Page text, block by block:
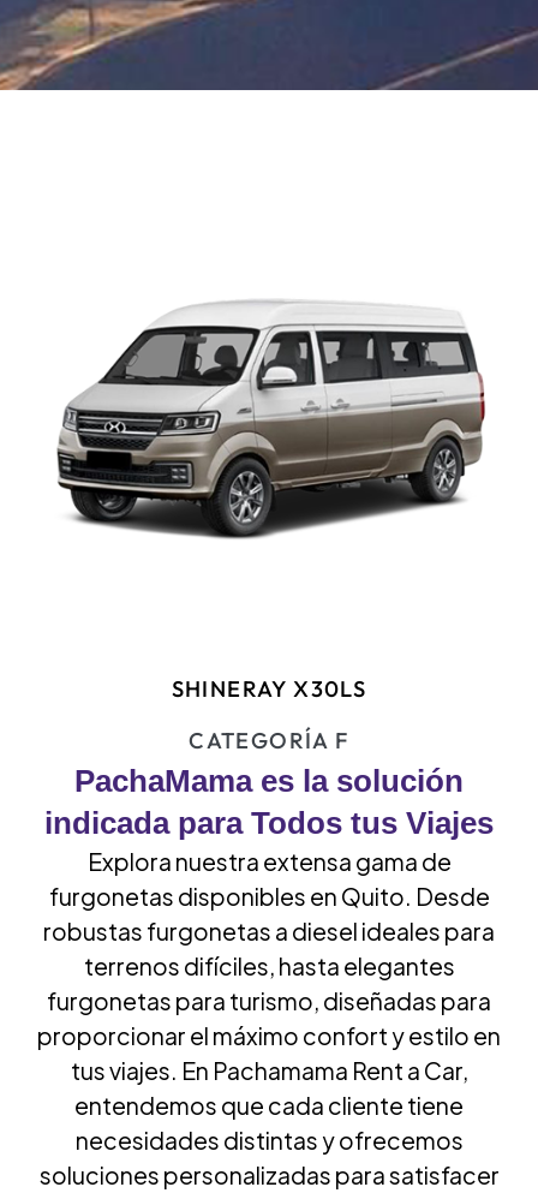
SHINERAY X30LS
CATEGORÍA F
PachaMama es la solución
indicada para Todos tus Viajes
Explora nuestra extensa gama de
furgonetas disponibles en Quito. Desde
robustas furgonetas a diesel ideales para
terrenos difíciles, hasta elegantes
furgonetas para turismo, diseñadas para
proporcionar el máximo confort y estilo en
tus viajes. En Pachamama Rent a Car,
entendemos que cada cliente tiene
necesidades distintas y ofrecemos
soluciones personalizadas para satisfacer